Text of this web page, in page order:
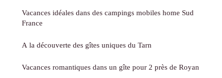
Vacances idéales dans des campings mobiles home Sud
France
A la découverte des gîtes uniques du Tarn
Vacances romantiques dans un gîte pour 2 près de Royan